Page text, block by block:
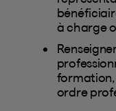
à charge
ordre